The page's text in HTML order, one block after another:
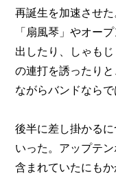
再誕生を加速させ
「扇風琴」やオー
出したり、しゃも
の連打を誘ったり
ながらバンドなら
後半に差し掛かる
いった。アップテ
含まれていたにも